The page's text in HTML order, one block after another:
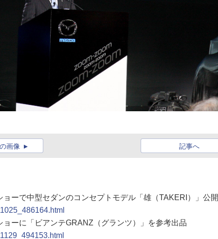
記事へ
画像
ョーで中型セダンのコンセプトモデル「雄（TAKERI）」公開
ョーに「ビアンテGRANZ（グランツ）」を参考出品